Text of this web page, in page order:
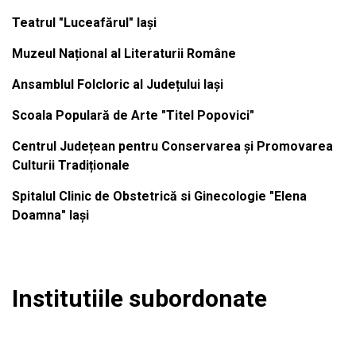
Teatrul "Luceafărul" Iași
Muzeul Național al Literaturii Române
Ansamblul Folcloric al Județului Iași
Scoala Populară de Arte "Titel Popovici"
Centrul Județean pentru Conservarea și Promovarea
Culturii Tradiționale
Spitalul Clinic de Obstetrică si Ginecologie "Elena
Doamna" Iași
Institutiile subordonate